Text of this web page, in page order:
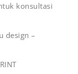
konsultasi
design –